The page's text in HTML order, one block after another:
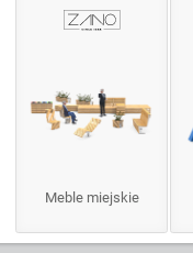
Meble miejskie